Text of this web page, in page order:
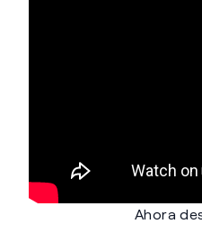
Ahora